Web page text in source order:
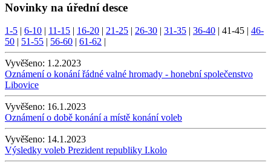
Novinky na úřední desce
1-5 6-10 11-15 16-20 21-25 26-30 31-35 36-40 41-45
46-
50
51-55 56-60 61-62
Vyvěšeno: 1.2.2023
Oznámení o konání řádné valné hromady - honební společenstvo
Libovice
Vyvěšeno: 16.1.2023
Oznámení o době konání a místě konání voleb
Vyvěšeno: 14.1.2023
Výsledky voleb Prezident republiky I.kolo